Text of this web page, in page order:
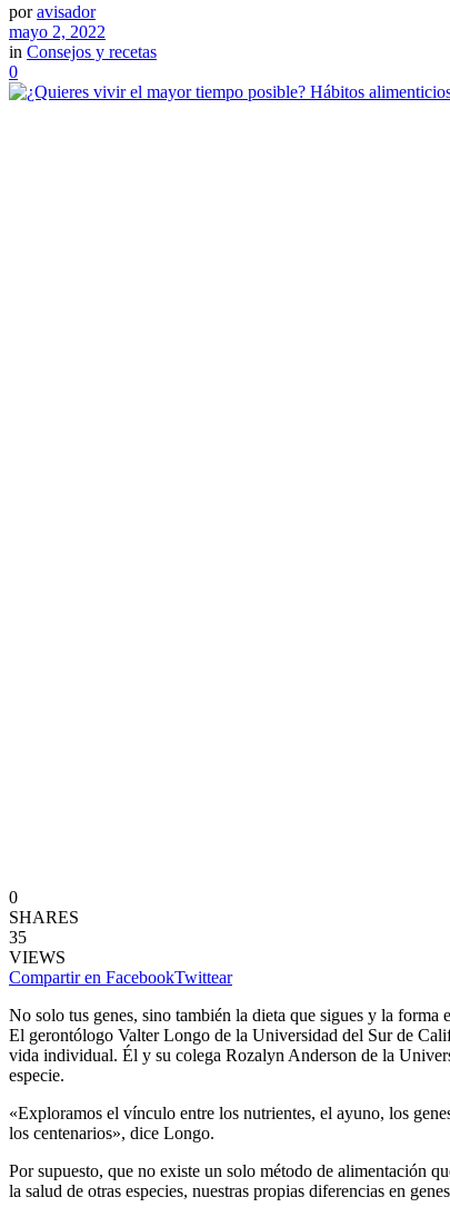
por avisador
mayo 2, 2022
in Consejos y recetas
0
0
SHARES
35
VIEWS
Compartir en FacebookTwittear
No solo tus genes, sino también la dieta que sigues y la
El gerontólogo Valter Longo de la Universidad del Sur de
vida individual. Él y su colega Rozalyn Anderson de la
especie.
«Exploramos el vínculo entre los nutrientes, el ayuno, los
los centenarios», dice Longo.
Por supuesto, que no existe un solo método de alimentación
la salud de otras especies, nuestras propias diferencias en